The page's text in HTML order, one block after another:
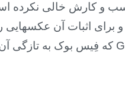
و کارش خالی نکرده
برای اثبات آن
که فِیس بوک به تازگی آن